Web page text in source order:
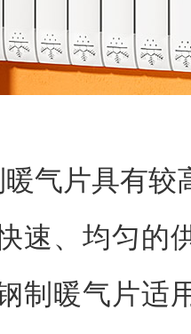
气片具有较
速、均匀的
制暖气片适